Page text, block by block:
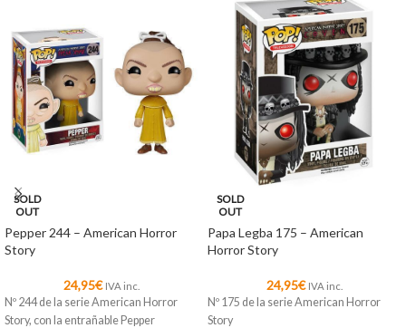
SOLD
OUT
Pepper 244 – American Horror
Story
24,95€ IVA inc.
Nº 244 de la serie American Horror
Story, con la entrañable Pepper
SOLD
OUT
Papa Legba 175 – American
Horror Story
24,95€ IVA inc.
Nº 175 de la serie American Horror
Story